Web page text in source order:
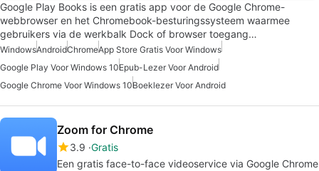
Google Play Books is een gratis app voor de Google Chrome-
webbrowser en het Chromebook-besturingssysteem waarmee
gebruikers via de werkbalk Dock of browser toegang…
WindowsAndroidChromeApp Store Gratis Voor Windows
Google Play Voor Windows 10Epub-Lezer Voor Android
Google Chrome Voor Windows 10Boeklezer Voor Android
Zoom for Chrome
3.9 Gratis
Een gratis face-to-face videoservice via Google Chrome